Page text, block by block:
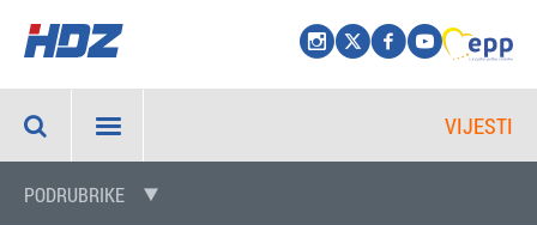
VIJESTI
PODRUBRIKE